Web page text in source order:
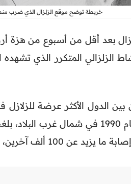
خريطة توضح موقع الزلزال الذي ضرب
الزلزالي المتكرر الذي
بين الدول الأكثر عرضة
وفق تقارير إعلامية وبيانات رسمية.